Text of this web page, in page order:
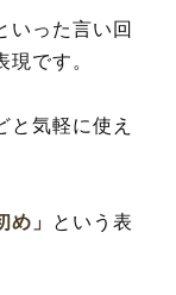
いった言い回
です。
と気軽に使え
め」
という表